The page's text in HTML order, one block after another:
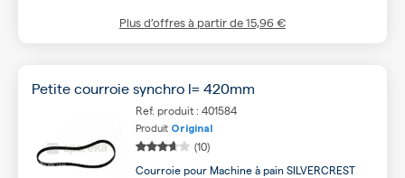
Plus d’offres à partir de15,96 €
Petite courroie synchro l= 420mm
Ref. produit : 401584
Produit Original
(10)
Courroie pour Machine à pain SILVERCREST